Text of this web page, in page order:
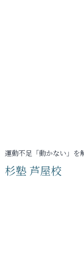
運動不足「動かない」を
杉塾 芦屋校